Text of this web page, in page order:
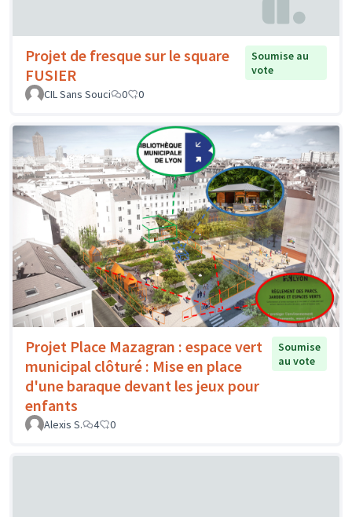
Projet de fresque sur le square
FUSIER
Soumise au
vote
CIL Sans Souci
0 0
Projet Place Mazagran : espace vert
municipal clôturé : Mise en place
d'une baraque devant les jeux pour
enfants
Soumise
au vote
Alexis S. 4 0